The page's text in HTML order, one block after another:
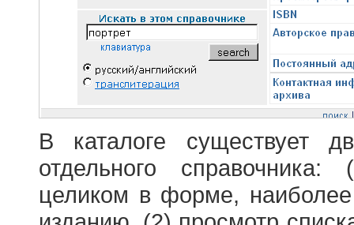
В каталоге существует
отдельного
целиком в форме,